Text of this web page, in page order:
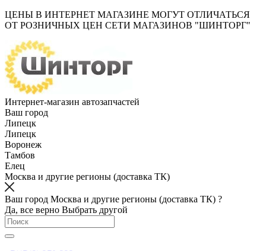
ЦЕНЫ В ИНТЕРНЕТ МАГАЗИНЕ МОГУТ ОТЛИЧАТЬСЯ
ОТ РОЗНИЧНЫХ ЦЕН СЕТИ МАГАЗИНОВ "ШИНТОРГ"
Интернет-магазин автозапчастей
Ваш город
Липецк
Липецк
Воронеж
Тамбов
Елец
Москва и другие регионы (доставка ТК)
Ваш город Москва и другие регионы (доставка ТК) ?
Да, все верно Выбрать другой